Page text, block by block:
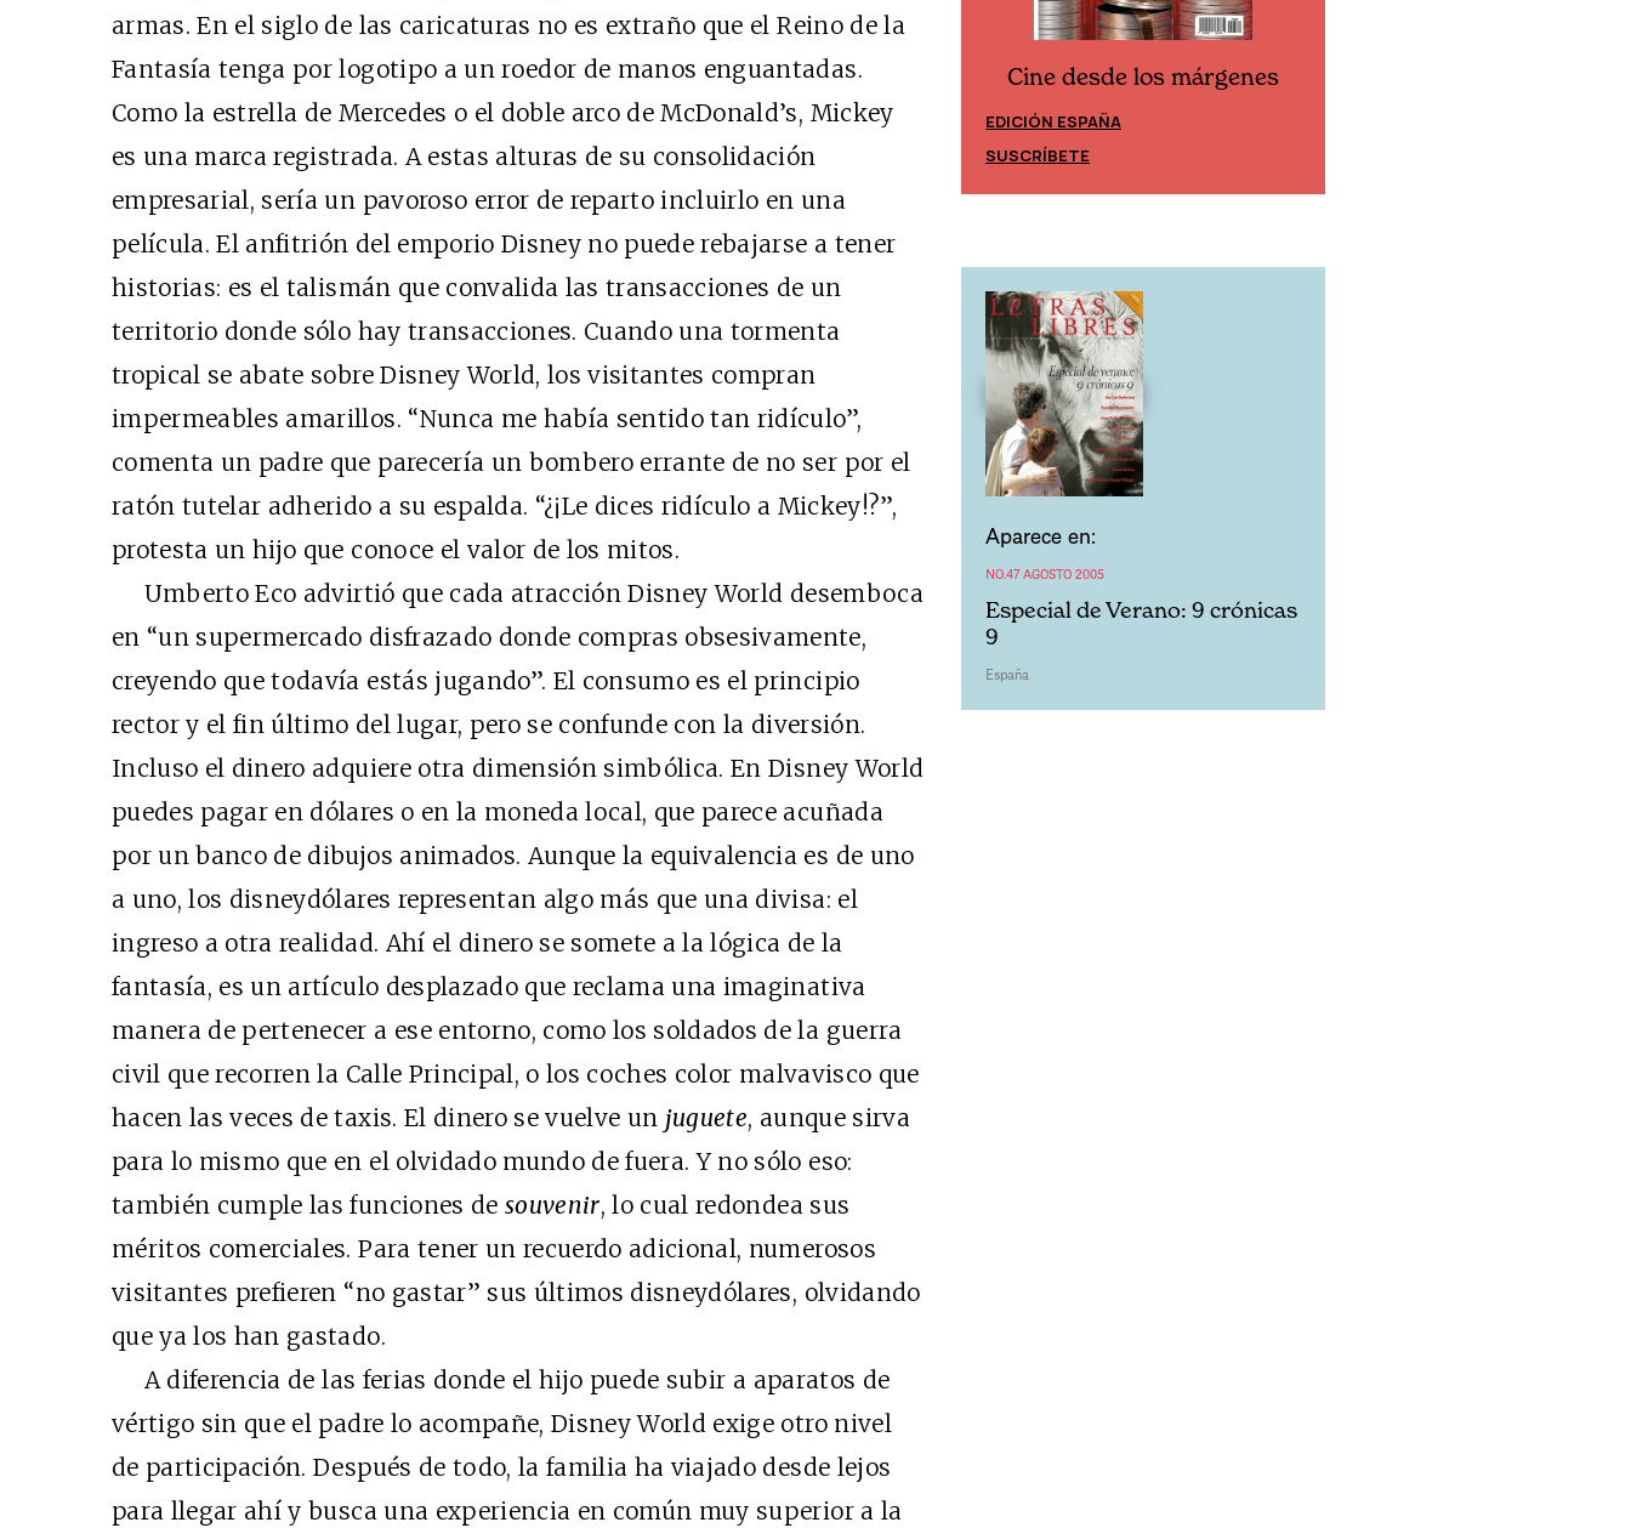
armas. En el siglo de las caricaturas no es extraño que el Reino de la
Fantasía tenga por logotipo a un roedor de manos enguantadas.
Como la estrella de Mercedes o el doble arco de McDonald’s, Mickey
es una marca registrada. A estas alturas de su consolidación
empresarial, sería un pavoroso error de reparto incluirlo en una
película. El anfitrión del emporio Disney no puede rebajarse a tener
historias: es el talismán que convalida las transacciones de un
territorio donde sólo hay transacciones. Cuando una tormenta
tropical se abate sobre Disney World, los visitantes compran
impermeables amarillos. “Nunca me había sentido tan ridículo”,
comenta un padre que parecería un bombero errante de no ser por el
ratón tutelar adherido a su espalda. “¿¡Le dices ridículo a Mickey!?”,
protesta un hijo que conoce el valor de los mitos.
Umberto Eco advirtió que cada atracción Disney World desemboca
en “un supermercado disfrazado donde compras obsesivamente,
creyendo que todavía estás jugando”. El consumo es el principio
rector y el fin último del lugar, pero se confunde con la diversión.
Incluso el dinero adquiere otra dimensión simbólica. En Disney World
puedes pagar en dólares o en la moneda local, que parece acuñada
por un banco de dibujos animados. Aunque la equivalencia es de uno
a uno, los disneydólares representan algo más que una divisa: el
ingreso a otra realidad. Ahí el dinero se somete a la lógica de la
fantasía, es un artículo desplazado que reclama una imaginativa
manera de pertenecer a ese entorno, como los soldados de la guerra
civil que recorren la Calle Principal, o los coches color malvavisco que
hacen las veces de taxis. El dinero se vuelve un juguete, aunque sirva
para lo mismo que en el olvidado mundo de fuera. Y no sólo eso:
también cumple las funciones de souvenir, lo cual redondea sus
méritos comerciales. Para tener un recuerdo adicional, numerosos
visitantes prefieren “no gastar” sus últimos disneydólares, olvidando
que ya los han gastado.
A diferencia de las ferias donde el hijo puede subir a aparatos de
vértigo sin que el padre lo acompañe, Disney World exige otro nivel
de participación. Después de todo, la familia ha viajado desde lejos
para llegar ahí y busca una experiencia en común muy superior a la
Cine desde los márgenes
EDICIÓN MÉXICO
SUSCRÍBETE
Cine desde los márgenes
EDICIÓN ESPAÑA
SUSCRÍBETE
Aparece en:
NO.47 AGOSTO 2005
Especial de Verano: 9 crónicas
9
España